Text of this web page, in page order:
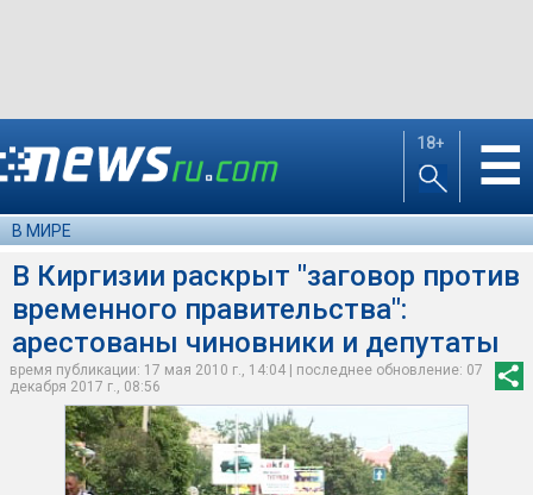
18+ ☰
В МИРЕ
В Киргизии раскрыт "заговор против
временного правительства":
арестованы чиновники и депутаты
время публикации: 17 мая 2010 г., 14:04 | последнее обновление: 07
декабря 2017 г., 08:56